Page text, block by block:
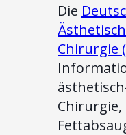
Die
Chirurgie